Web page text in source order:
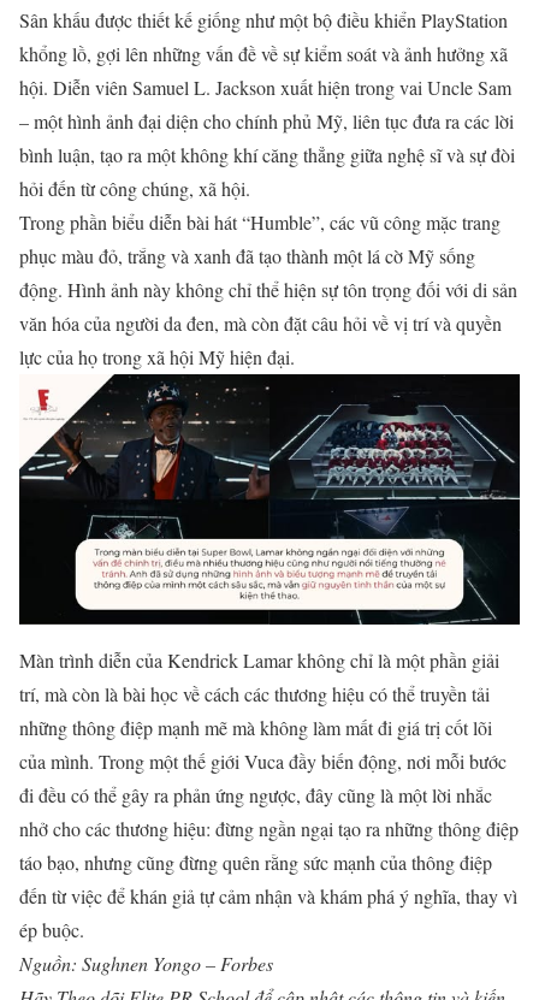
Sân khấu được thiết kế giống như một bộ điều khiển PlayStation
khổng lồ, gợi lên những vấn đề về sự kiểm soát và ảnh hưởng xã
hội. Diễn viên Samuel L. Jackson xuất hiện trong vai Uncle Sam
– một hình ảnh đại diện cho chính phủ Mỹ, liên tục đưa ra các lời
bình luận, tạo ra một không khí căng thẳng giữa nghệ sĩ và sự đòi
hỏi đến từ công chúng, xã hội.
Trong phần biểu diễn bài hát “Humble”, các vũ công mặc trang
phục màu đỏ, trắng và xanh đã tạo thành một lá cờ Mỹ sống
động. Hình ảnh này không chỉ thể hiện sự tôn trọng đối với di sản
văn hóa của người da đen, mà còn đặt câu hỏi về vị trí và quyền
lực của họ trong xã hội Mỹ hiện đại.
Màn trình diễn của Kendrick Lamar không chỉ là một phần giải
trí, mà còn là bài học về cách các thương hiệu có thể truyền tải
những thông điệp mạnh mẽ mà không làm mất đi giá trị cốt lõi
của mình. Trong một thế giới Vuca đầy biến động, nơi mỗi bước
đi đều có thể gây ra phản ứng ngược, đây cũng là một lời nhắc
nhở cho các thương hiệu: đừng ngần ngại tạo ra những thông điệp
táo bạo, nhưng cũng đừng quên rằng sức mạnh của thông điệp
đến từ việc để khán giả tự cảm nhận và khám phá ý nghĩa, thay vì
ép buộc.
Nguồn: Sughnen Yongo – Forbes